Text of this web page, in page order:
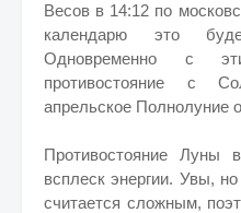
Весов в 14:12 по
календарю это
Одновременно с
противостояние с
апрельское Полнолуние
Противостояние
всплеск энергии. Увы,
считается сложным,